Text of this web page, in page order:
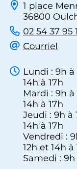
1 place
36800
02 54 37 95
Courriel
Lundi : 9h à
14h à 17h
Mardi : 9h à
14h à 17h
Jeudi : 9h à
14h à 17h
Vendredi :
12h et 14h à
Samedi : 9h